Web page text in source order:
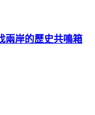
兩岸的歷史共鳴箱